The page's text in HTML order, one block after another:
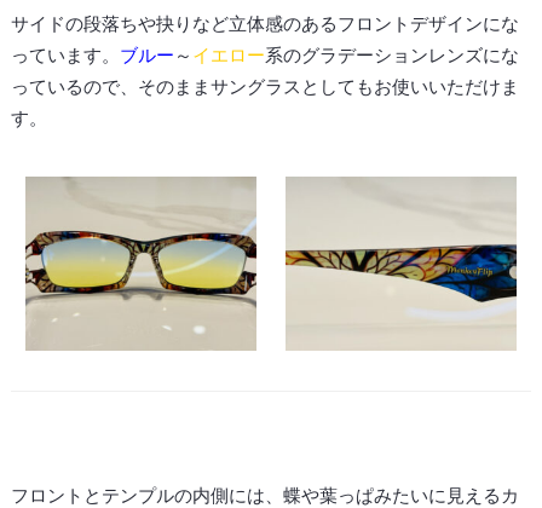
サイドの段落ちや抉りなど立体感のあるフロントデザインにな
っています。 ブルー ～ イエロー系のグラデーションレンズにな
っているので、そのままサングラスとしてもお使いいただけま
す。
フロントとテンプルの内側には、蝶や葉っぱみたいに見えるカ